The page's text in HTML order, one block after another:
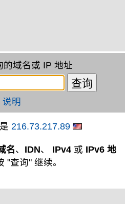
的域名或 IP 地址
说明
216.73.217.89
名、 IDN、 IPv4或 IPv6 地
"查询" 继续。